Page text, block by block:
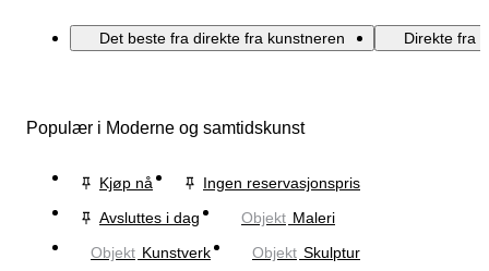
Det beste fra direkte fra kunstneren Direkte fra
Populær i Moderne og samtidskunst
Kjøp nå
Ingen reservasjonspris
Avsluttes i dag
Objekt Maleri
Objekt Kunstverk Objekt Skulptur